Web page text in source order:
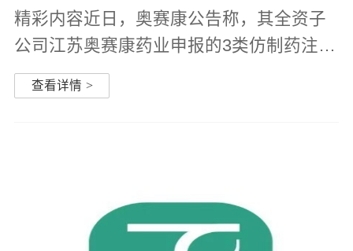
精彩内容近日，奥赛康公告称，其全资子
公司江苏奥赛康药业申报的3类仿制药注射
用德拉沙星葡甲胺获批生产并视同过评，
为国内首家获批。该药为新一代广谱抗菌
查看详情 >